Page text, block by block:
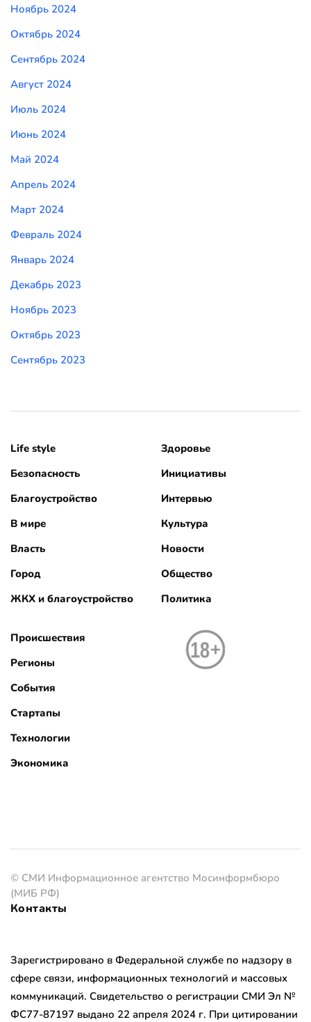
Ноябрь 2024
Октябрь 2024
Сентябрь 2024
Август 2024
Июль 2024
Июнь 2024
Май 2024
Апрель 2024
Март 2024
Февраль 2024
Январь 2024
Декабрь 2023
Ноябрь 2023
Октябрь 2023
Сентябрь 2023
Life style
Безопасность
Благоустройство
В мире
Власть
Город
ЖКХ и благоустройство
Здоровье
Инициативы
Интервью
Культура
Новости
Общество
Политика
Происшествия
Регионы
События
Стартапы
Технологии
Экономика
© СМИ Информационное агентство Мосинформбюро
(МИБ РФ)
Контакты
Зарегистрировано в Федеральной службе по надзору в
сфере связи, информационных технологий и массовых
коммуникаций. Свидетельство о регистрации СМИ Эл №
ФС77-87197 выдано 22 апреля 2024 г. При цитировании